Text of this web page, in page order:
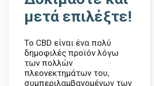
μετά επιλέξτε!
Το CBD είναι ένα πολύ
δημοφιλές προϊόν λόγω
των πολλών
πλεονεκτημάτων του,
συμπεριλαμβανομένων των